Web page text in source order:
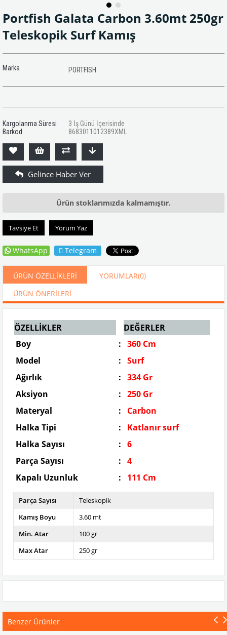
Portfish Galata Carbon 3.60mt 250gr
Teleskopik Surf Kamış
Marka PORTFISH
Kargolanma Süresi
3 İş Günü İçerisinde
Barkod
8683011012389XML
Ürün stoklarımızda kalmamıştır.
Tavsiye Et Yorum Yaz
WhatsApp Telegram
ÜRÜN ÖZELLIKLERI YORUMLAR(0)
ÜRÜN ÖNERILERI
ÖZELLİKLER
DEĞERLER
Boy
: 360 Cm
Model
: Surf
Ağırlık
: 334 Gr
Aksiyon
: 250 Gr
Materyal
:
Carbon
Halka Tipi
:
Katlanır surf
Halka Sayısı
: 6
Parça Sayısı
: 4
Kapalı Uzunluk
: 111 Cm
Parça Sayısı
Teleskopik
Kamış Boyu
3.60 mt
Min. Atar
100 gr
Max Atar
250 gr
Benzer Ürünler